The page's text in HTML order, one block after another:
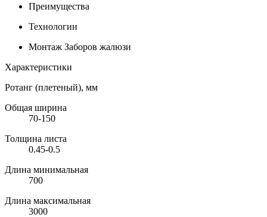
Преимущества
Технологии
Монтаж Заборов жалюзи
Характеристики
Ротанг (плетеный), мм
Общая ширина
70-150
Толщина листа
0.45-0.5
Длина минимальная
700
Длина максимальная
3000